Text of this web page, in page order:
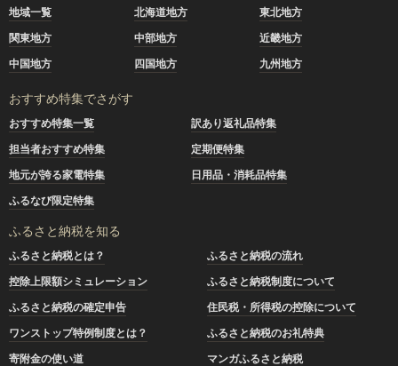
地域一覧 北海道地方
東北地方
関東地方
中部地方
近畿地方
中国地方
四国地方 九州地方
おすすめ特集でさがす
おすすめ特集一覧
訳あり返礼品特集
担当者おすすめ特集
定期便特集
地元が誇る家電特集
日用品・消耗品特集
ふるなび限定特集
ふるさと納税を知る
ふるさと納税とは？
ふるさと納税の流れ
控除上限額シミュレーション
ふるさと納税制度について
ふるさと納税の確定申告
住民税・所得税の控除について
ワンストップ特例制度とは？
ふるさと納税のお礼特典
寄附金の使い道
マンガふるさと納税